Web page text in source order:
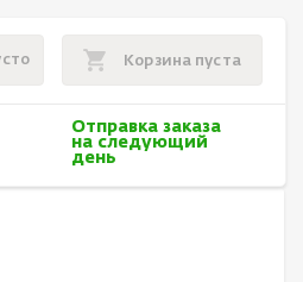
Корзина пуста
Отправка заказа
на следующий
день